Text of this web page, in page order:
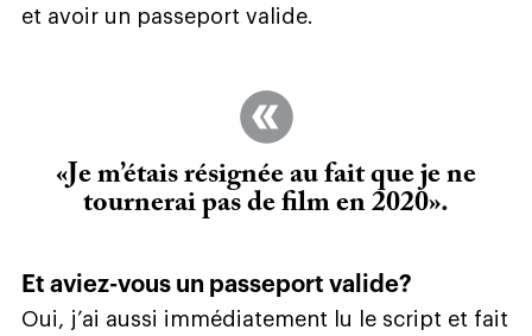
et avoir un passeport valide.
«Je m’étais résignée au fait que je ne
tournerai pas de film en 2020».
Et aviez-vous un passeport valide?
Oui, j’ai aussi immédiatement lu le script et fait